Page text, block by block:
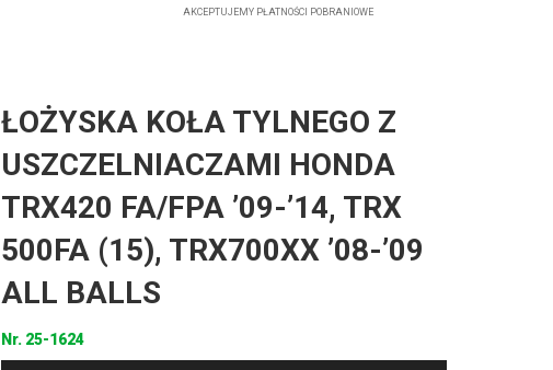
AKCEPTUJEMY PŁATNOŚCI POBRANIOWE
ŁOŻYSKA KOŁA TYLNEGO Z
USZCZELNIACZAMI HONDA
TRX420 FA/FPA ’09-’14, TRX
500FA (15), TRX700XX ’08-’09
ALL BALLS
Nr. 25-1624